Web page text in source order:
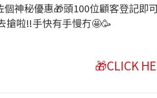
神秘優惠🎁頭100位顧客登記即
搶啦‼️手快有手慢冇🤩🥳
🎁CLICK